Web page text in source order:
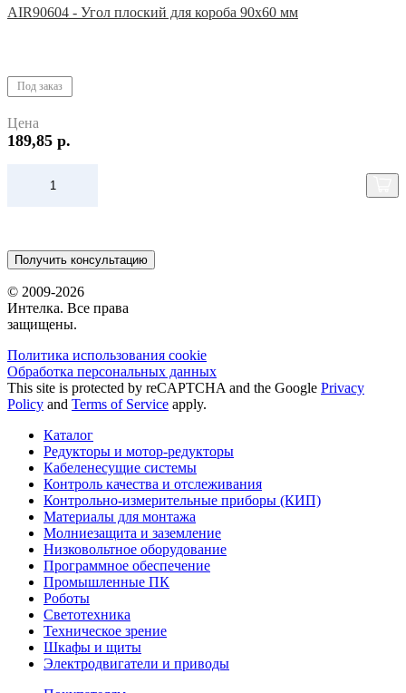
AIR90604 - Угол плоский для короба 90х60 мм
Под заказ
Цена
189,85 р.
Получить консультацию
© 2009-2026
Интелка. Все права
защищены.
Политика использования сookie
Обработка персональных данных
This site is protected by reCAPTCHA and the Google Privacy
Policy and Terms of Service apply.
Каталог
Редукторы и мотор-редукторы
Кабеленесущие системы
Контроль качества и отслеживания
Контрольно-измерительные приборы (КИП)
Материалы для монтажа
Молниезащита и заземление
Низковольтное оборудование
Программное обеспечение
Промышленные ПК
Роботы
Светотехника
Техническое зрение
Шкафы и щиты
Электродвигатели и приводы